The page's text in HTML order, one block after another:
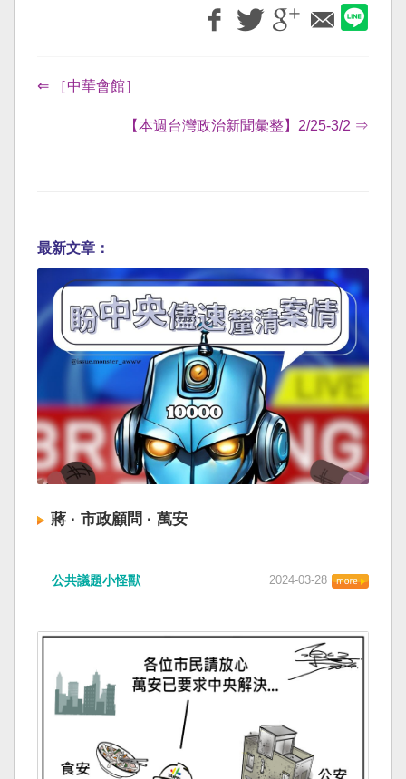
⇐ ［中華會館］
【本週台灣政治新聞彙整】2/25-3/2 ⇒
最新文章：
蔣 · 市政顧問 · 萬安
公共議題小怪獸 2024-03-28